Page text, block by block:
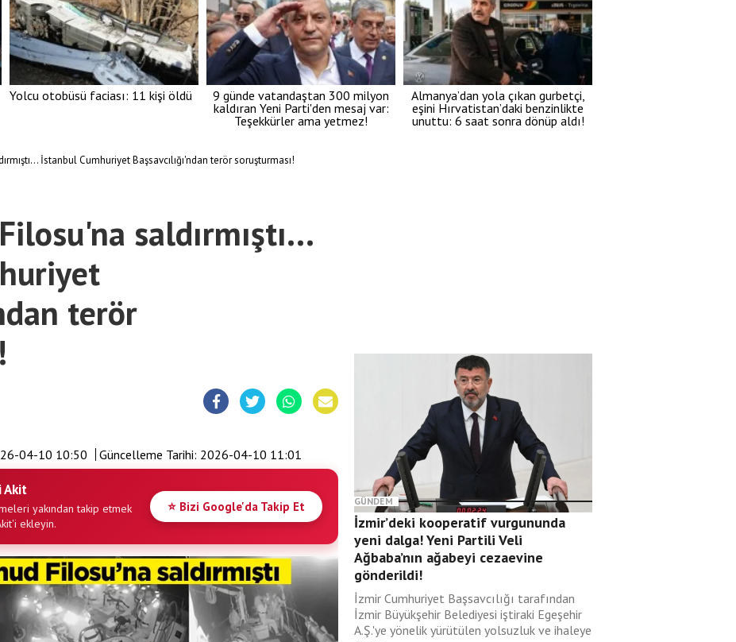
Yolcu otobüsü faciası: 11 kişi öldü
9 günde vatandaştan 300 milyon
kaldıran Yeni Parti'den mesaj var:
Teşekkürler ama yetmez!
Almanya’dan yola çıkan gurbetçi,
eşini Hırvatistan’daki benzinlikte
unuttu: 6 saat sonra dönüp aldı!
İstanbul Cumhuriyet Başsavcılığı'ndan terör soruşturması!
saldırmıştı...
terör
04-10 10:50 Güncelleme Tarihi: 2026-04-10 11:01
Akit
yakından takip etmek
ekleyin.
⭐ Bizi Google'da Takip Et GÜNDEM
İzmir’deki kooperatif vurgununda
yeni dalga! Yeni Partili Veli
Ağbaba’nın ağabeyi cezaevine
gönderildi!
İzmir Cumhuriyet Başsavcılığı tarafından
İzmir Büyükşehir Belediyesi iştiraki Egeşehir
A.Ş.'ye yönelik yürütülen yolsuzluk ve ihaleye